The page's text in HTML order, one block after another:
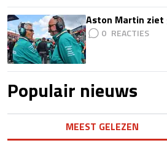
Aston Martin ziet
0
Populair nieuws
MEEST GELEZEN